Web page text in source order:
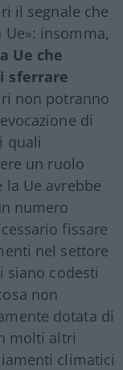
il segnale che
insomma,
Ue che
sferrare
non potranno
di
quali
un ruolo
la Ue avrebbe
numero
fissare
nel settore
siano codesti
non
dotata di
molti altri
climatici